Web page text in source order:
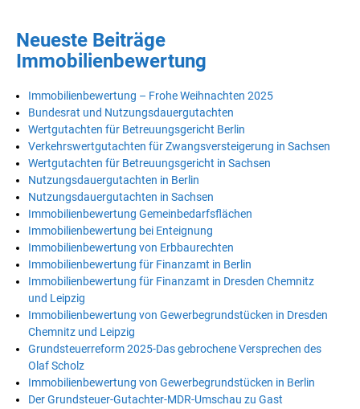
Neueste Beiträge
Immobilienbewertung
Immobilienbewertung – Frohe Weihnachten 2025
Bundesrat und Nutzungsdauergutachten
Wertgutachten für Betreuungsgericht Berlin
Verkehrswertgutachten für Zwangsversteigerung in Sachsen
Wertgutachten für Betreuungsgericht in Sachsen
Nutzungsdauergutachten in Berlin
Nutzungsdauergutachten in Sachsen
Immobilienbewertung Gemeinbedarfsflächen
Immobilienbewertung bei Enteignung
Immobilienbewertung von Erbbaurechten
Immobilienbewertung für Finanzamt in Berlin
Immobilienbewertung für Finanzamt in Dresden Chemnitz
und Leipzig
Immobilienbewertung von Gewerbegrundstücken in Dresden
Chemnitz und Leipzig
Grundsteuerreform 2025-Das gebrochene Versprechen des
Olaf Scholz
Immobilienbewertung von Gewerbegrundstücken in Berlin
Der Grundsteuer-Gutachter-MDR-Umschau zu Gast